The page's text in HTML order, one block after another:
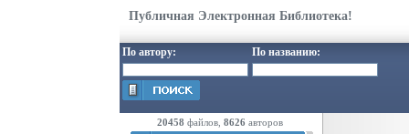
Публичная Электронная Библиотека!
По автору: По названию:
20458 файлов, 8626 авторов